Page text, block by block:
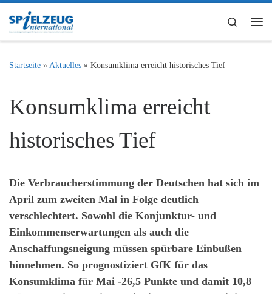
Zum Inhalt springen
Search
Startseite » Aktuelles » Konsumklima erreicht historisches Tief
Konsumklima erreicht
historisches Tief
Die Verbraucherstimmung der Deutschen hat sich im
April zum zweiten Mal in Folge deutlich
verschlechtert. Sowohl die Konjunktur- und
Einkommenserwartungen als auch die
Anschaffungsneigung müssen spürbare Einbußen
hinnehmen. So prognostiziert GfK für das
Konsumklima für Mai -26,5 Punkte und damit 10,8